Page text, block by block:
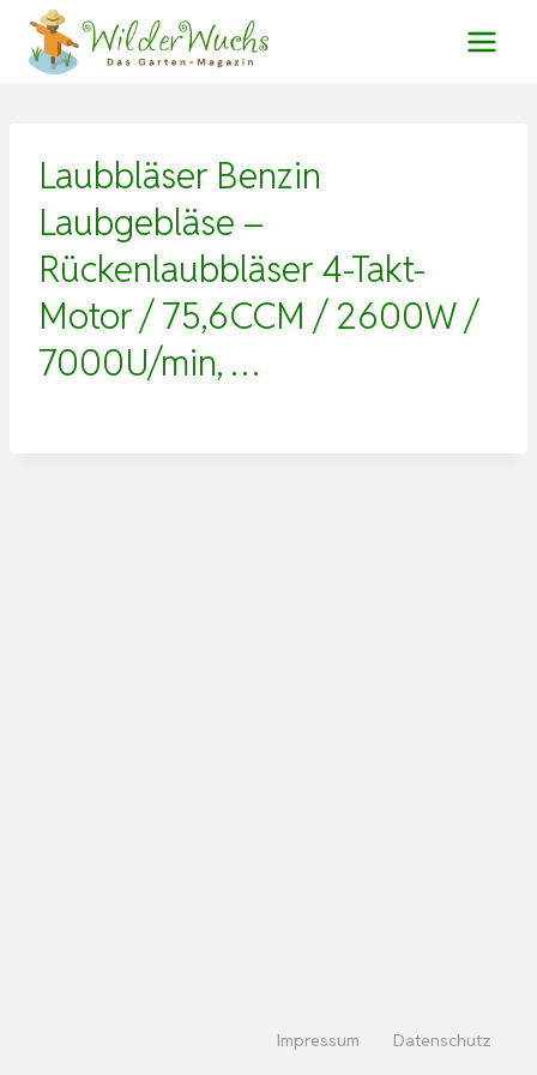
Zum
Inhalt
Laubbläser Benzin
Laubgebläse –
Rückenlaubbläser 4-Takt-
Motor / 75,6CCM / 2600W /
7000U/min, …
Impressum Datenschutz